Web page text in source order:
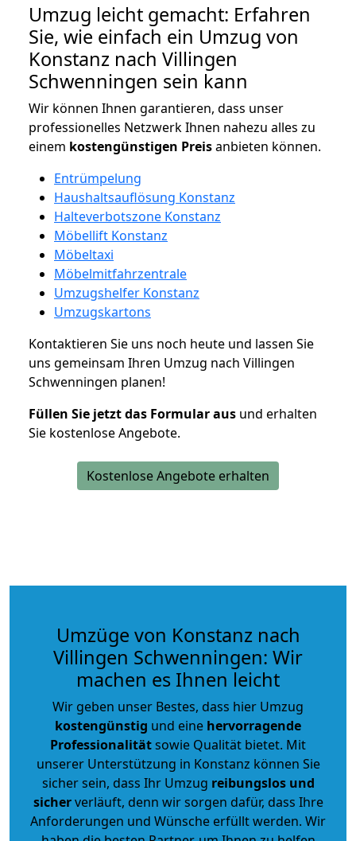
Umzug leicht gemacht: Erfahren
Sie, wie einfach ein Umzug von
Konstanz nach Villingen
Schwenningen sein kann
Wir können Ihnen garantieren, dass unser
professionelles Netzwerk Ihnen nahezu alles zu
einem kostengünstigen Preisanbieten können.
Entrümpelung
Haushaltsauflösung Konstanz
Halteverbotszone Konstanz
Möbellift Konstanz
Möbeltaxi
Möbelmitfahrzentrale
Umzugshelfer Konstanz
Umzugskartons
Kontaktieren Sie uns noch heute und lassen Sie
uns gemeinsam Ihren Umzug nach Villingen
Schwenningen planen!
Füllen Sie jetzt das Formular aus und erhalten
Sie kostenlose Angebote.
Kostenlose Angebote erhalten
Umzüge von Konstanz nach
Villingen Schwenningen: Wir
machen es Ihnen leicht
Wir geben unser Bestes, dass hier Umzug
kostengünstig und eine hervorragende
Professionalitätsowie Qualität bietet. Mit
unserer Unterstützung in Konstanz können Sie
sicher sein, dass Ihr Umzug reibungslos und
sicherverläuft, denn wir sorgen dafür, dass Ihre
Anforderungen und Wünsche erfüllt werden. Wir